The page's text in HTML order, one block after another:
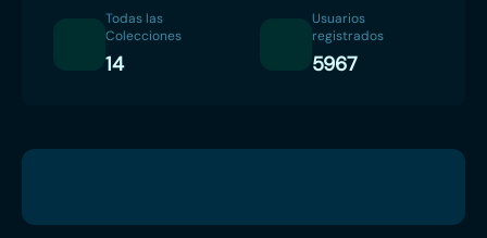
Todas las
Colecciones
14
Usuarios
registrados
5967